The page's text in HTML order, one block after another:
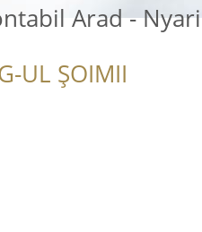
Arad - Nyari
UL ȘOIMII